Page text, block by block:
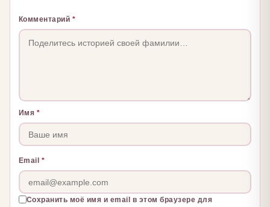
Комментарий *
Имя *
Email *
Сохранить моё имя и email в этом браузере для